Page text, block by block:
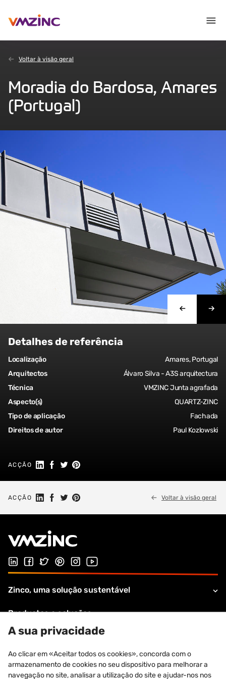
Voltar à visão geral
Moradia do Bardosa, Amares
(Portugal)
Detalhes de referência
Localização
Amares, Portugal
Arquitectos
Álvaro Silva - A3S arquitectura
Técnica
VMZINC Junta agrafada
Aspecto(s)
QUARTZ-ZINC
Tipo de aplicação
Fachada
Direitos de autor
Paul Kozlowski
ACÇÃO Partilhar no Linkedin
Partilhar no Facebook
Partilhar no Twitter
Share on Pinterest
ACÇÃO Partilhar no Linkedin
Partilhar no Facebook
Partilhar no Twitter
Share on Pinterest Voltar à visão geral
Siga-nos no LinkedIn
Siga-nos no Facebook
Siga-nos no Twitter
Follow us on Pinterest
Siga-nos na Instagram
Visite o nosso canal no Youtube
Zinco, uma solução sustentável
Productos e soluções
Apoio e serviços
Sobre VMZINC
A sua privacidade
Ao clicar em «Aceitar todos os cookies», concorda com o
armazenamento de cookies no seu dispositivo para melhorar a
navegação no site, analisar a utilização do site e ajudar-nos nos